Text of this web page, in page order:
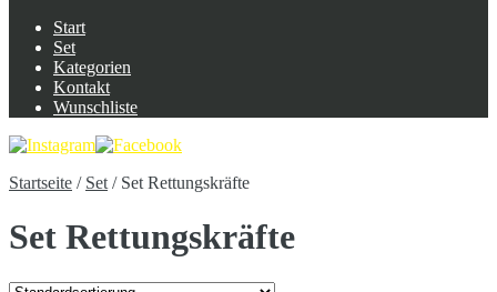
Start
Set
Kategorien
Kontakt
Wunschliste
Startseite / Set / Set Rettungskräfte
Set Rettungskräfte